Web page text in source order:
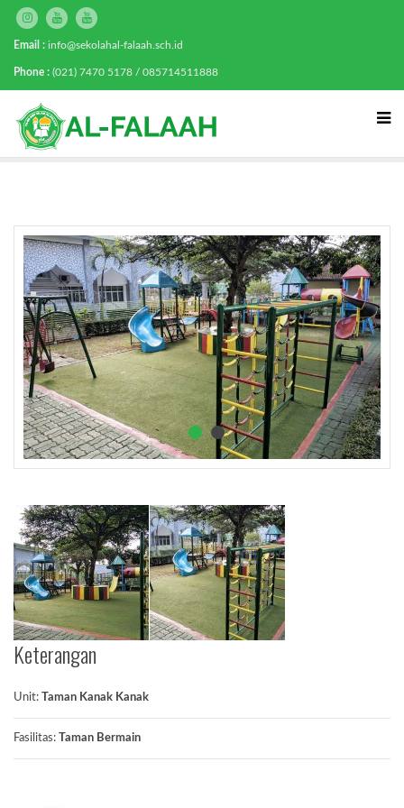
Email : info@sekolahal-falaah.sch.id
Phone : (021) 7470 5178 / 085714511888
Keterangan
Unit: Taman Kanak Kanak
Fasilitas: Taman Bermain